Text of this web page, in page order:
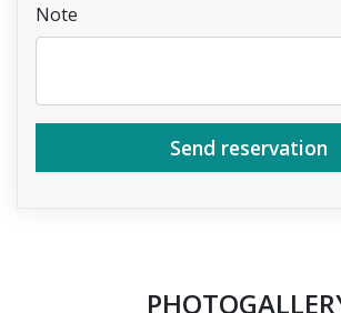
Note
Send reservation